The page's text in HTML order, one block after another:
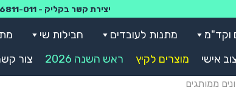
יצירת קשר בקליק -011
וקד"מ מתנות לעובדים חבילות שי
אישי
מוצרים לקיץ ראש השנה 2026 צור
ממותגים